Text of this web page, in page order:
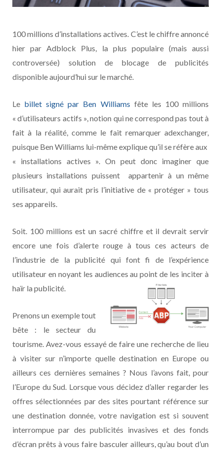
100 millions d’installations actives. C’est le chiffre annoncé
hier par Adblock Plus, la plus populaire (mais aussi
controversée) solution de blocage de publicités
disponible aujourd’hui sur le marché.
Le billet signé par Ben Williams fête les 100 millions
« d’utilisateurs actifs », notion qui ne correspond pas tout à
fait à la réalité, comme le fait remarquer adexchanger,
puisque Ben Williams lui-même explique qu’il se réfère aux
« installations actives ». On peut donc imaginer que
plusieurs installations puissent appartenir à un même
utilisateur, qui aurait pris l’initiative de « protéger » tous
ses appareils.
Soit. 100 millions est un sacré chiffre et il devrait servir
encore une fois d’alerte rouge à tous ces acteurs de
l’industrie de la publicité qui font fi de l’expérience
utilisateur en noyant les audiences au point de les inciter à
haïr la publicité.
Prenons un exemple tout
bête : le secteur du
tourisme. Avez-vous essayé de faire une recherche de lieu
à visiter sur n’importe quelle destination en Europe ou
ailleurs ces dernières semaines ? Nous l’avons fait, pour
l’Europe du Sud. Lorsque vous décidez d’aller regarder les
offres sélectionnées par des sites pourtant référence sur
une destination donnée, votre navigation est si souvent
interrompue par des publicités invasives et des fonds
d’écran prêts à vous faire basculer ailleurs, qu’au bout d’un